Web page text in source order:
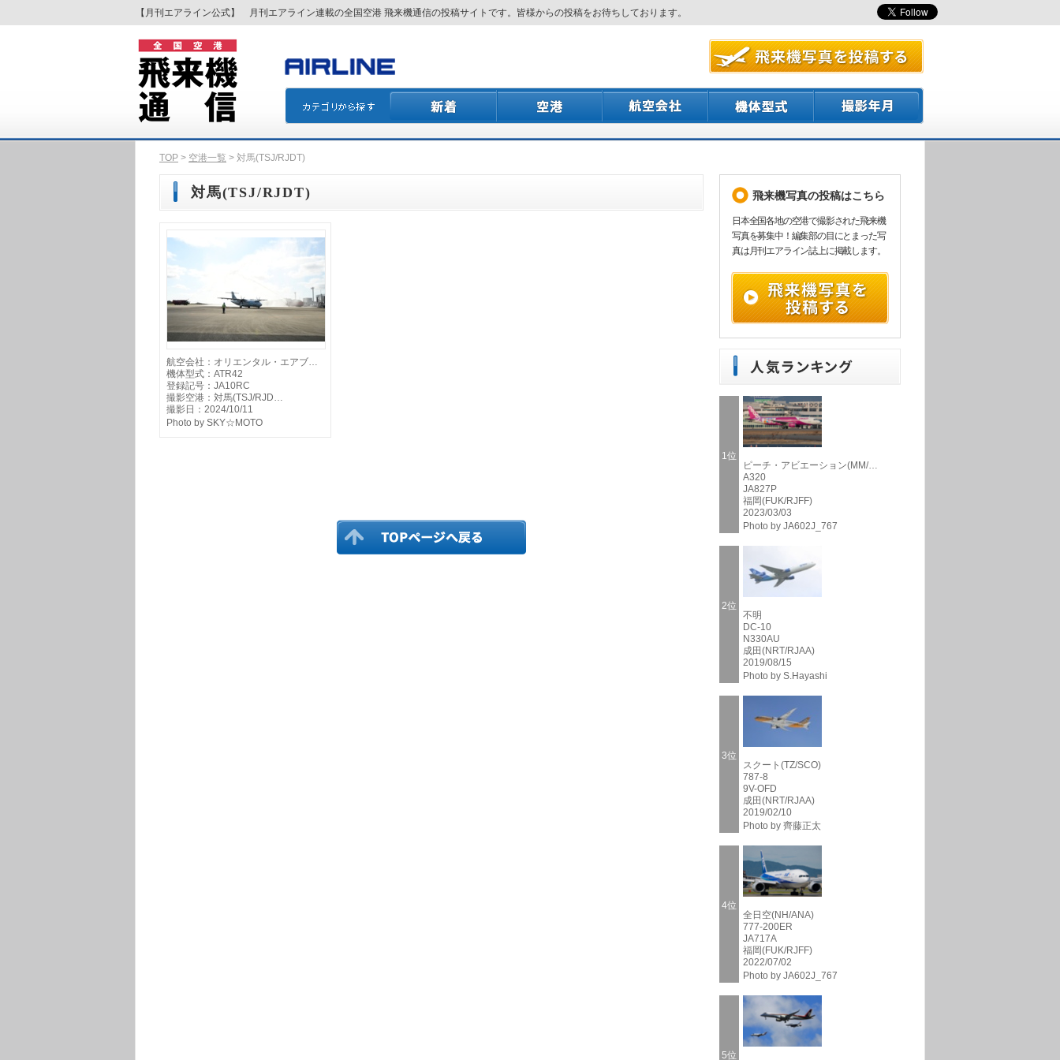
【月刊エアライン公式】 月刊エアライン連載の全国空港 飛来機通信の投稿サイトです。皆様からの投稿をお待ちしております。
TOP > 空港一覧 > 対馬(TSJ/RJDT)
対馬(TSJ/RJDT)
航空会社：オリエンタル・エアブ…
機体型式：ATR42
登録記号：JA10RC
撮影空港：対馬(TSJ/RJD…
撮影日：2024/10/11
Photo by SKY☆MOTO
飛来機写真の投稿はこちら
日本全国各地の空港で撮影された飛来機
写真を募集中！編集部の目にとまった写
真は月刊エアライン誌上に掲載します。
1位
ピーチ・アビエーション(MM/…
A320
JA827P
福岡(FUK/RJFF)
2023/03/03
Photo by JA602J_767
2位
不明
DC-10
N330AU
成田(NRT/RJAA)
2019/08/15
Photo by S.Hayashi
3位
スクート(TZ/SCO)
787-8
9V-OFD
成田(NRT/RJAA)
2019/02/10
Photo by 齊藤正太
4位
全日空(NH/ANA)
777-200ER
JA717A
福岡(FUK/RJFF)
2022/07/02
Photo by JA602J_767
5位